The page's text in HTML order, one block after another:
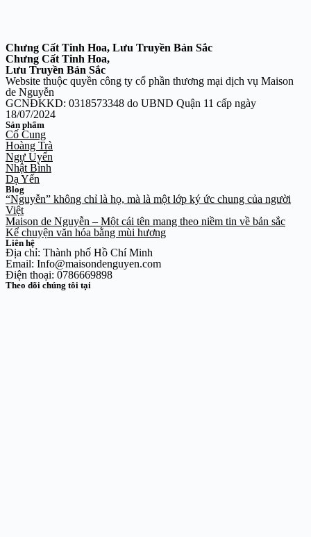
Chưng Cất Tinh Hoa, Lưu Truyền Bản Sắc
Chưng Cất Tinh Hoa,
Lưu Truyền Bản Sắc
Website thuộc quyền công ty cổ phần thương mại dịch vụ Maison
de Nguyễn
GCNĐKKD: 0318573348 do UBND Quận 11 cấp ngày
18/07/2024
Sản phẩm
Cố Cung
Hoàng Trà
Ngự Uyển
Nhật Bình
Dạ Yến
Blog
“Nguyễn” không chỉ là họ, mà là một lớp ký ức chung của người
Việt
Maison de Nguyễn – Một cái tên mang theo niềm tin về bản sắc
Kể chuyện văn hóa bằng mùi hương
Liên hệ
Địa chỉ: Thành phố Hồ Chí Minh
Email: Info@maisondenguyen.com
Điện thoại: 0786669898
Theo dõi chúng tôi tại